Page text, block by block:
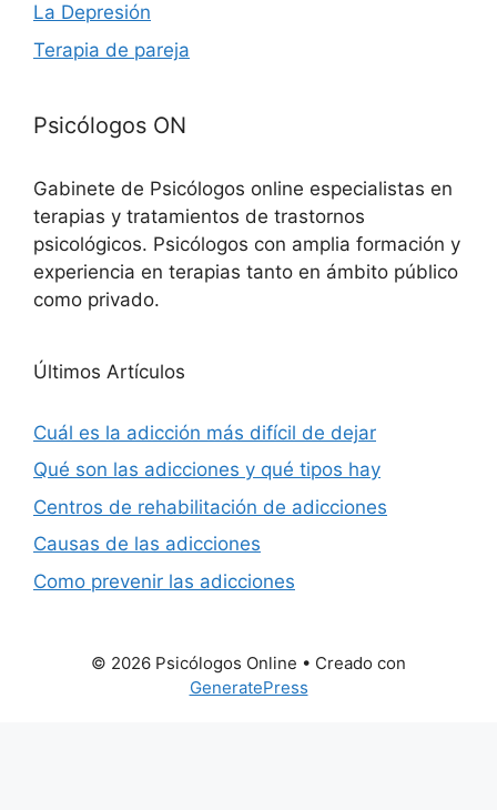
La Depresión
Terapia de pareja
Psicólogos ON
Gabinete de Psicólogos online especialistas en
terapias y tratamientos de trastornos
psicológicos. Psicólogos con amplia formación y
experiencia en terapias tanto en ámbito público
como privado.
Últimos Artículos
Cuál es la adicción más difícil de dejar
Qué son las adicciones y qué tipos hay
Centros de rehabilitación de adicciones
Causas de las adicciones
Como prevenir las adicciones
© 2026 Psicólogos Online • Creado con
GeneratePress